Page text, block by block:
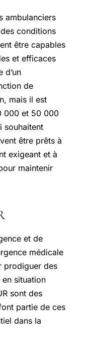
ambulanciers
conditions
être capables
et efficaces
d’un
de
mais il est
000 et 50 000
souhaitent
être prêts à
exigeant et à
maintenir
et de
médicale
prodiguer des
en situation
sont des
partie de ces
dans la